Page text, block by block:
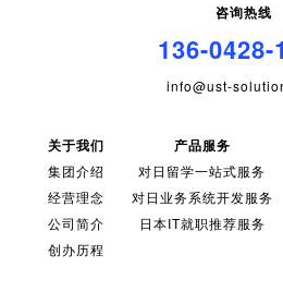
咨询热线
136-0428-
info@ust-
关于我们
集团介绍
经营理念
公司简介
创办历程
产品服务
对日留学一站式服务
对日业务系统开发服务
日本IT就职推荐服务